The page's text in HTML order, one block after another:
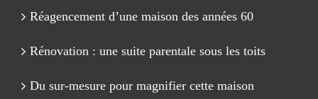
Réagencement d’une maison des années 60
Rénovation : une suite parentale sous les toits
Du sur-mesure pour magnifier cette maison